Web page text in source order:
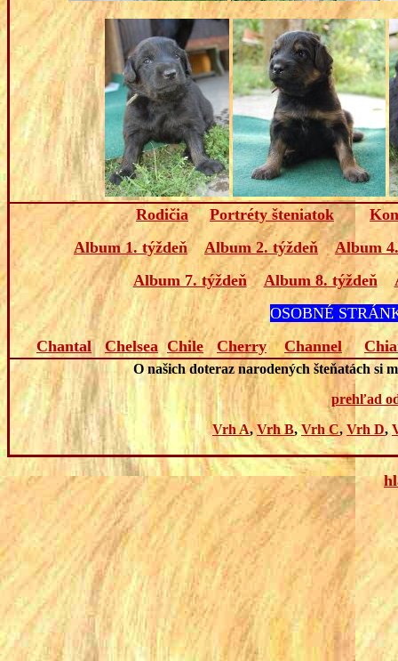
Rodičia Portréty šteniatok
Album 1. týždeň
Album 2. týždeň
Album
Album 7. týždeň
Album 8. týždeň
OSOBNÉ
Chantal
Chelsea Chile Cherry Channel
O našich doteraz narodených šteňatách si
prehľad
Vrh A,Vrh B,Vrh C,Vrh D,